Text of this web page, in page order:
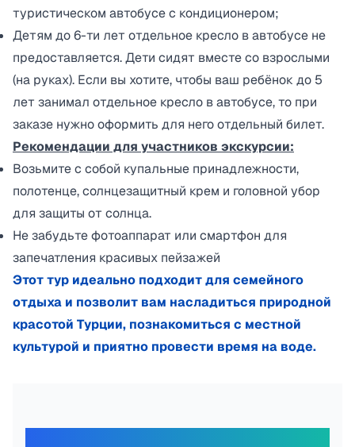
туристическом автобусе с кондиционером;
Детям до 6-ти лет отдельное кресло в автобусе не
предоставляется. Дети сидят вместе со взрослыми
(на руках). Если вы хотите, чтобы ваш ребёнок до 5
лет занимал отдельное кресло в автобусе, то при
заказе нужно оформить для него отдельный билет.
Рекомендации для участников экскурсии:
Возьмите с собой купальные принадлежности,
полотенце, солнцезащитный крем и головной убор
для защиты от солнца.
Не забудьте фотоаппарат или смартфон для
запечатления красивых пейзажей
Этот тур идеально подходит для семейного
отдыха и позволит вам насладиться природной
красотой Турции, познакомиться с местной
культурой и приятно провести время на воде.